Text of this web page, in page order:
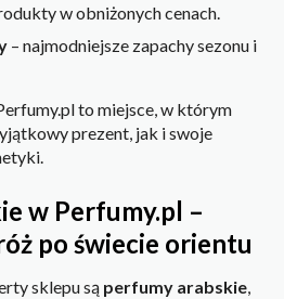
w obniżonych cenach.
– najmodniejsze zapachy sezonu i
to miejsce, w którym
prezent, jak i swoje
w Perfumy.pl –
po świecie orientu
sklepu są perfumy arabskie,